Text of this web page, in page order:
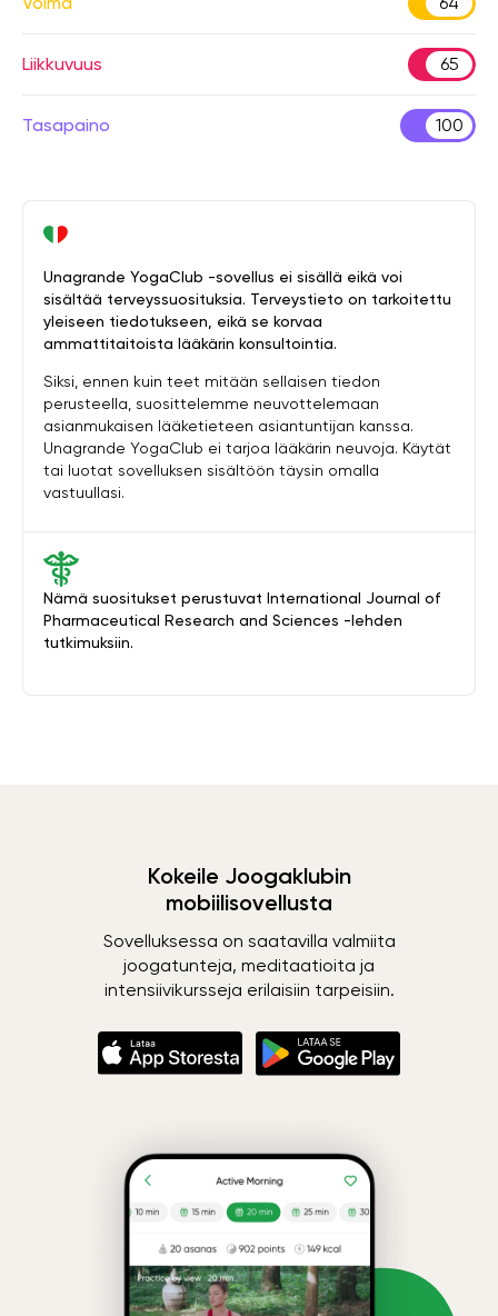
Liikkuvuus 65
Tasapaino 100
Nämä suositukset perustuvat International Journal of
Pharmaceutical Research and Sciences -lehden
tutkimuksiin.
Unagrande YogaClub -sovellus ei sisällä eikä voi
sisältää terveyssuosituksia. Terveystieto on tarkoitettu
yleiseen tiedotukseen, eikä se korvaa
ammattitaitoista lääkärin konsultointia.
Siksi, ennen kuin teet mitään sellaisen tiedon
perusteella, suosittelemme neuvottelemaan
asianmukaisen lääketieteen asiantuntijan kanssa.
Unagrande YogaClub ei tarjoa lääkärin neuvoja. Käytät
tai luotat sovelluksen sisältöön täysin omalla
vastuullasi.
Kokeile Joogaklubin
mobiilisovellusta
Sovelluksessa on saatavilla valmiita
joogatunteja, meditaatioita ja
intensiivikursseja erilaisiin tarpeisiin.